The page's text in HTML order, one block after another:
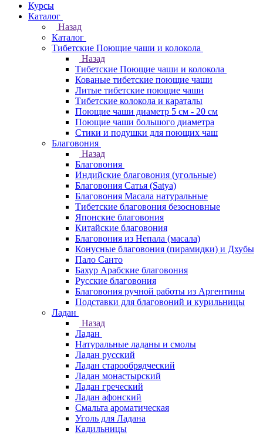
Курсы
Каталог
Назад
Каталог
Тибетские Поющие чаши и колокола
Назад
Тибетские Поющие чаши и колокола
Кованые тибетские поющие чаши
Литые тибетские поющие чаши
Тибетские колокола и караталы
Поющие чаши диаметр 5 см - 20 см
Поющие чаши большого диаметра
Стики и подушки для поющих чаш
Благовония
Назад
Благовония
Индийские благовония (угольные)
Благовония Сатья (Satya)
Благовония Масала натуральные
Тибетские благовония безосновные
Японские благовония
Китайские благовония
Благовония из Непала (масала)
Конусные благовония (пирамидки) и Дхубы
Пало Санто
Бахур Арабские благовония
Русские благовония
Благовония ручной работы из Аргентины
Подставки для благовоний и курильницы
Ладан
Назад
Ладан
Натуральные ладаны и смолы
Ладан русский
Ладан старообрядческий
Ладан монастырский
Ладан греческий
Ладан афонский
Смальта ароматическая
Уголь для Ладана
Кадильницы